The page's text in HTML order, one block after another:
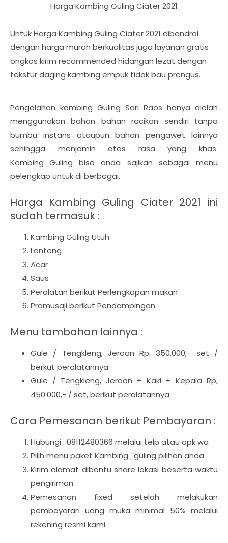
Harga Kambing Guling Ciater 2021
Untuk Harga Kambing Guling Ciater 2021 dibandrol
dengan harga murah berkualitas juga layanan gratis
ongkos kirim recommended hidangan lezat dengan
tekstur daging kambing empuk tidak bau prengus.
Pengolahan kambing Guling Sari Raos hanya diolah
menggunakan bahan bahan racikan sendiri tanpa
bumbu instans ataupun bahan pengawet lainnya
sehingga menjamin atas rasa yang khas.
Kambing_Guling bisa anda sajikan sebagai menu
pelengkap untuk di berbagai.
Harga Kambing Guling Ciater 2021 ini
sudah termasuk :
Kambing Guling Utuh
Lontong
Acar
Saus
Peralatan berikut Perlengkapan makan
Pramusaji berikut Pendampingan
Menu tambahan lainnya :
Gule / Tengkleng, Jeroan Rp. 350.000,- set /
berkut peralatannya
Gule / Tengkleng, Jeroan + Kaki + Kepala Rp,
450.000,- / set, berikut peralatannya
Cara Pemesanan berikut Pembayaran :
Hubungi : 08112480366 melalui telp atau apk wa
Pilih menu paket Kambing_guling pilihan anda
Kirim alamat dibantu share lokasi beserta waktu
pengiriman
Pemesanan fixed setelah melakukan
pembayaran uang muka minimal 50% melalui
rekening resmi kami.